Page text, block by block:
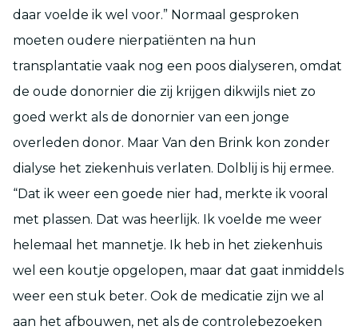
daar voelde ik wel voor.” Normaal gesproken
moeten oudere nierpatiënten na hun
transplantatie vaak nog een poos dialyseren, omdat
de oude donornier die zij krijgen dikwijls niet zo
goed werkt als de donornier van een jonge
overleden donor. Maar Van den Brink kon zonder
dialyse het ziekenhuis verlaten. Dolblij is hij ermee.
“Dat ik weer een goede nier had, merkte ik vooral
met plassen. Dat was heerlijk. Ik voelde me weer
helemaal het mannetje. Ik heb in het ziekenhuis
wel een koutje opgelopen, maar dat gaat inmiddels
weer een stuk beter. Ook de medicatie zijn we al
aan het afbouwen, net als de controlebezoeken